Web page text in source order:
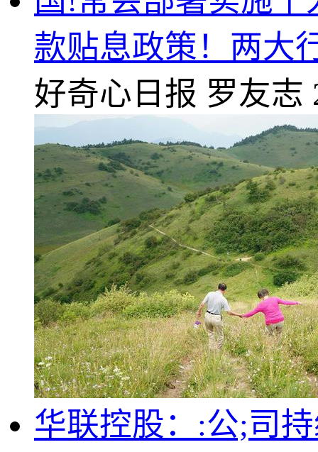
款贴息政策！两大
好奇心日报 罗友志
华联控股：:公;司